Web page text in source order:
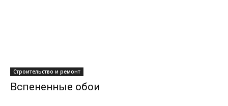
Строительство и ремонт
Вспененные обои